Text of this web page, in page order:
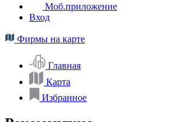
Моб.приложение
Вход
Фирмы на карте
Главная
Карта
Избранное